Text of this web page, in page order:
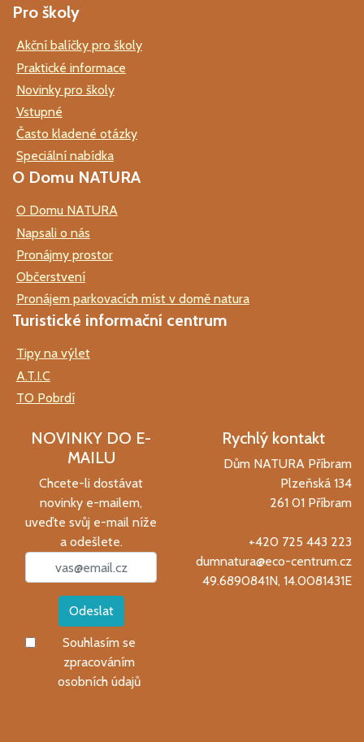
Pro školy
Akční balíčky pro školy
Praktické informace
Novinky pro školy
Vstupné
Často kladené otázky
Speciální nabídka
O Domu NATURA
O Domu NATURA
Napsali o nás
Pronájmy prostor
Občerstvení
Pronájem parkovacích míst v domě natura
Turistické informační centrum
Tipy na výlet
A.T.I.C
TO Pobrdí
NOVINKY DO E-
MAILU
Chcete-li dostávat
novinky e-mailem,
uveďte svůj e-mail níže
a odešlete.
Odeslat
Souhlasím se
zpracováním
osobních údajů
Rychlý kontakt
Dům NATURA Příbram
Plzeňská 134
261 01 Příbram
+420 725 443 223
dumnatura@eco-centrum.cz
49.6890841N, 14.0081431E